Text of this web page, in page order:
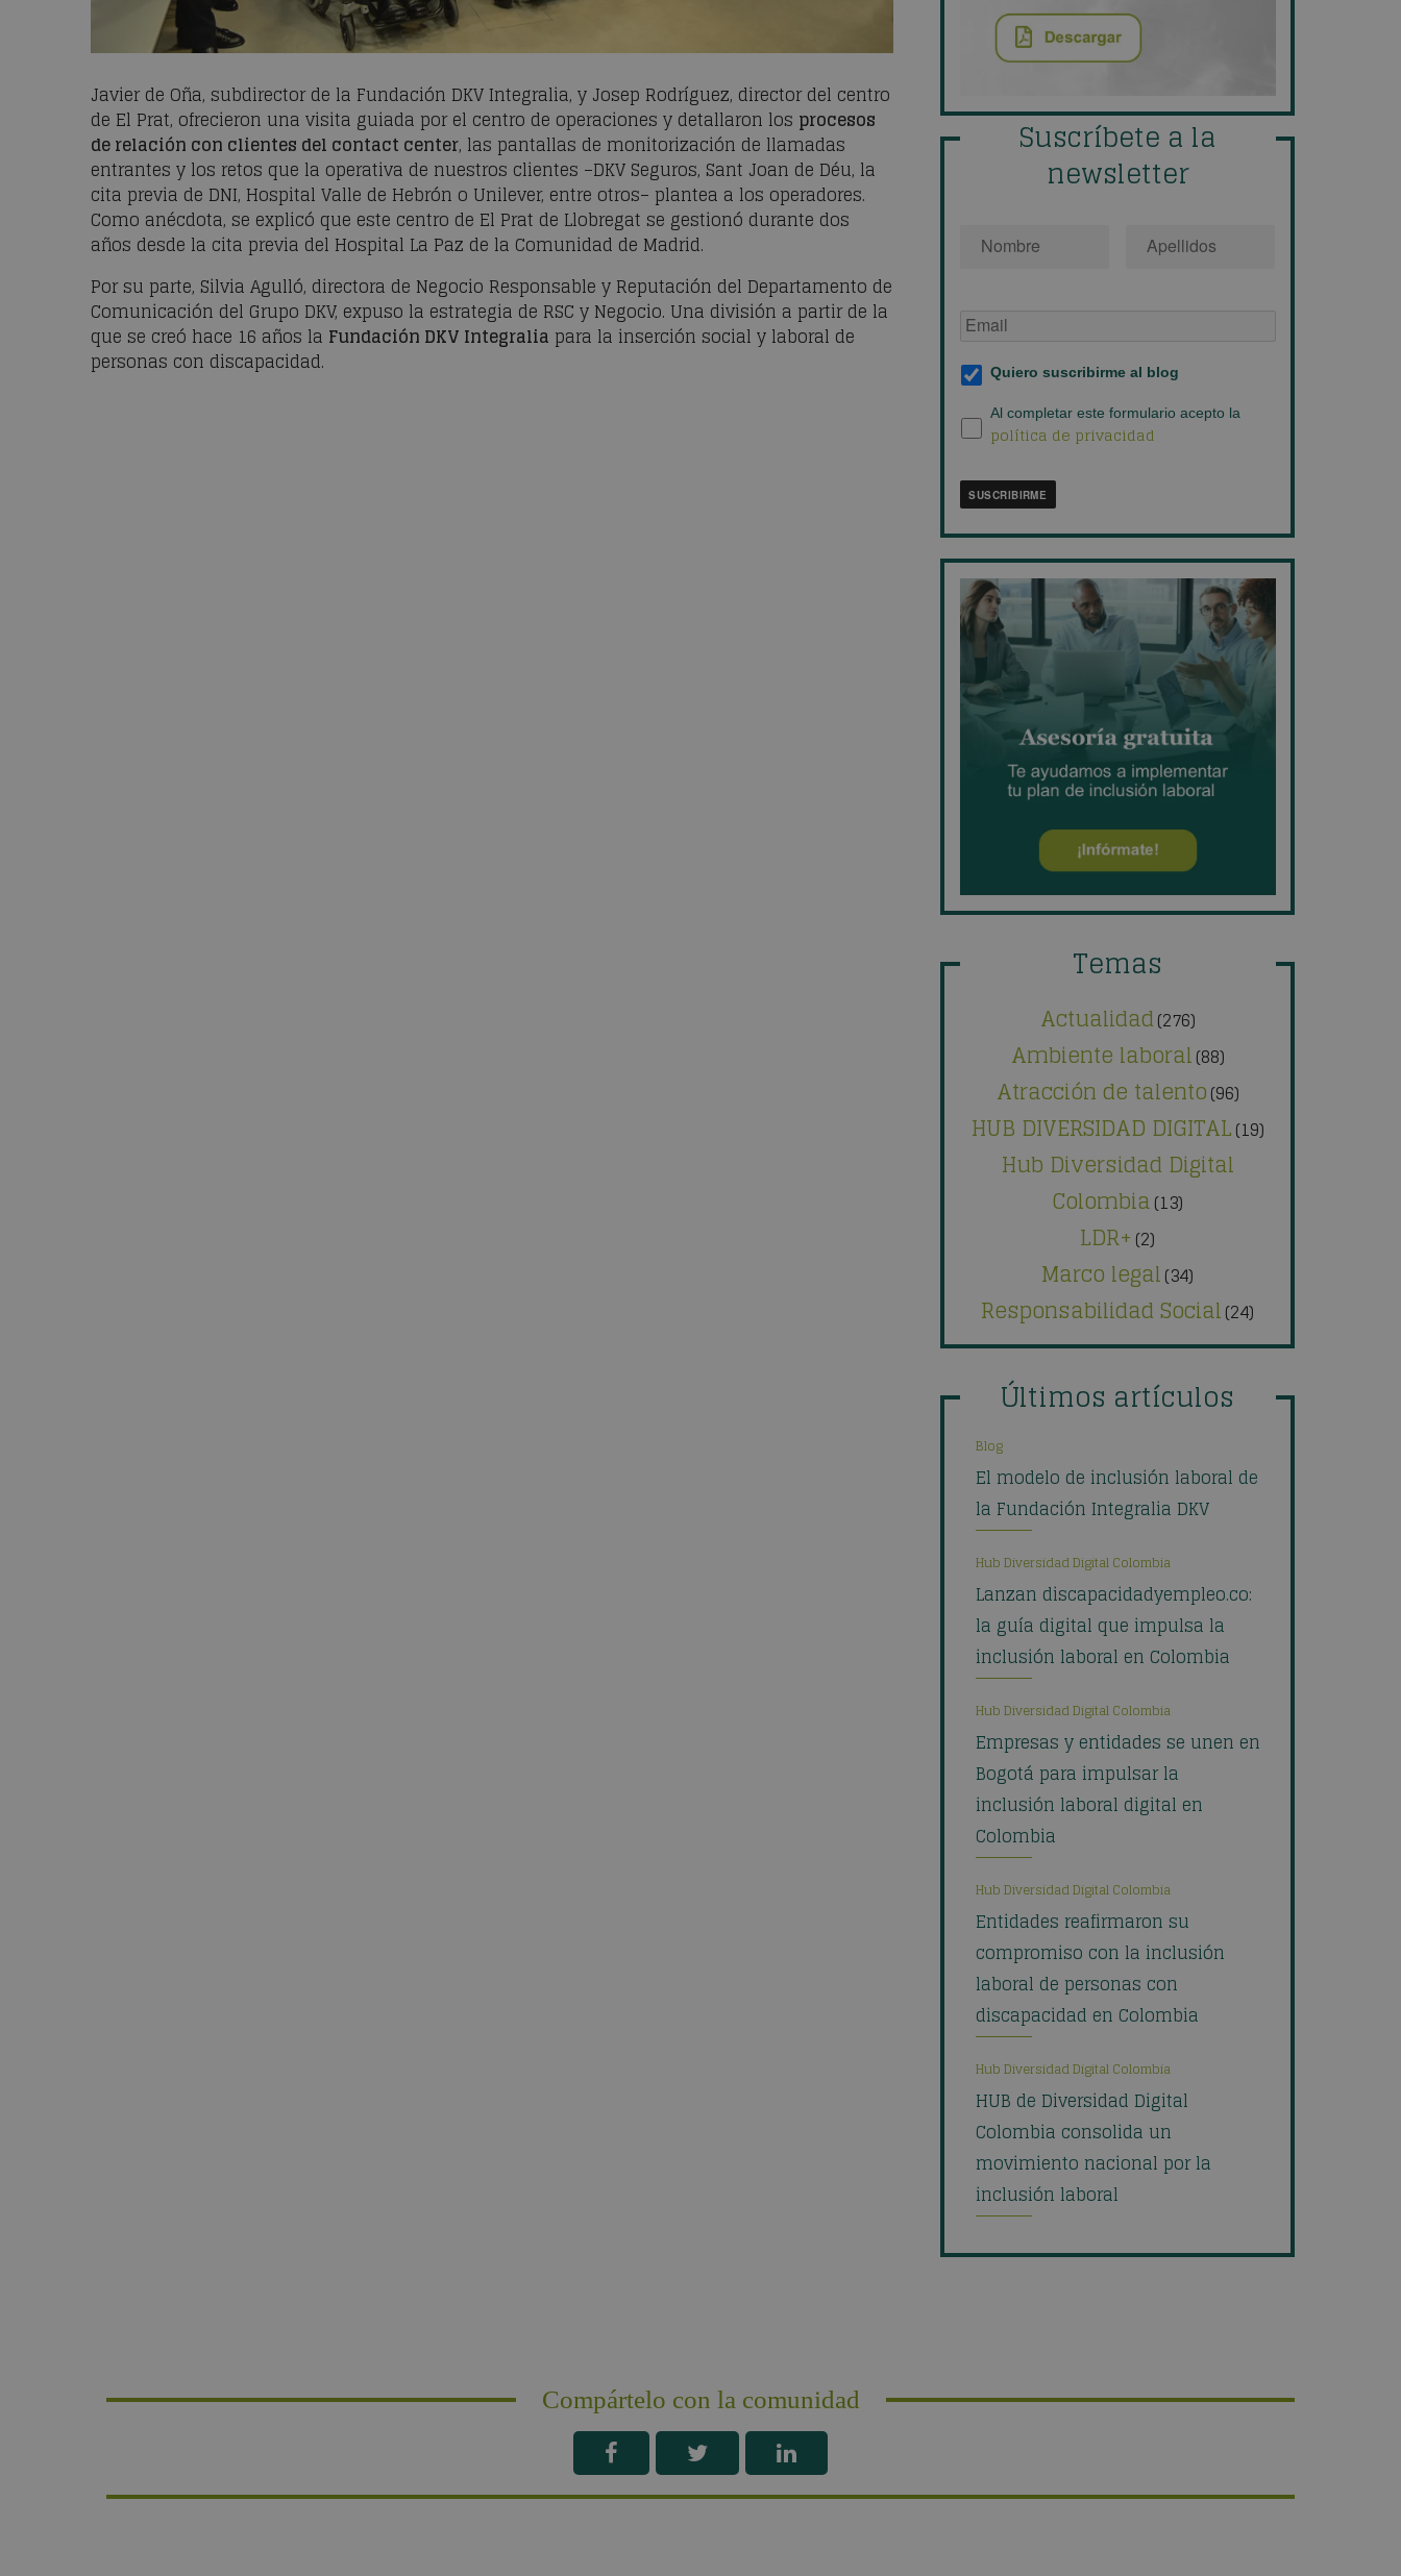
Javier de Oña, subdirector de la Fundación DKV Integralia, y Josep Rodríguez, director del centro
de El Prat, ofrecieron una visita guiada por el centro de operaciones y detallaron los procesos
de relación con clientes del contact center, las pantallas de monitorización de llamadas
entrantes y los retos que la operativa de nuestros clientes –DKV Seguros, Sant Joan de Déu, la
cita previa de DNI, Hospital Valle de Hebrón o Unilever, entre otros– plantea a los operadores.
Como anécdota, se explicó que este centro de El Prat de Llobregat se gestionó durante dos
años desde la cita previa del Hospital La Paz de la Comunidad de Madrid.
Por su parte, Silvia Agulló, directora de Negocio Responsable y Reputación del Departamento de
Comunicación del Grupo DKV, expuso la estrategia de RSC y Negocio. Una división a partir de la
que se creó hace 16 años la Fundación DKV Integralia para la inserción social y laboral de
personas con discapacidad.
Suscríbete a la
newsletter
de
Suscripción
al
blog
*
Quiero suscribirme al blog
Política
de
Al completar este formulario acepto la
política de privacidad
SUSCRIBIRME
Temas
Actualidad(276)
Ambiente laboral(88)
Atracción de talento(96)
HUB DIVERSIDAD DIGITAL(19)
Hub Diversidad Digital
Colombia(13)
LDR+ (2)
Marco legal(34)
Responsabilidad Social(24)
Últimos artículos
Blog
El modelo de inclusión laboral de
la Fundación Integralia DKV
Hub Diversidad Digital Colombia
Lanzan discapacidadyempleo.co:
la guía digital que impulsa la
inclusión laboral en Colombia
Hub Diversidad Digital Colombia
Empresas y entidades se unen en
Bogotá para impulsar la
inclusión laboral digital en
Colombia
Hub Diversidad Digital Colombia
Entidades reafirmaron su
compromiso con la inclusión
laboral de personas con
discapacidad en Colombia
Hub Diversidad Digital Colombia
HUB de Diversidad Digital
Colombia consolida un
movimiento nacional por la
inclusión laboral
Compártelo con la comunidad